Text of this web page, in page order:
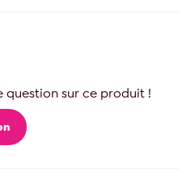
question sur ce produit !